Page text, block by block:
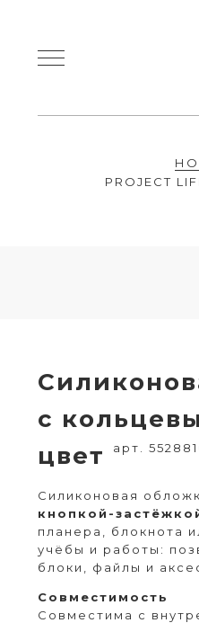
PROJECT
с
цвет
арт.
Силиконовая
кнопкой-
планера, блокнота
учёбы и работы:
блоки, файлы и
Совместимость
Совместима с